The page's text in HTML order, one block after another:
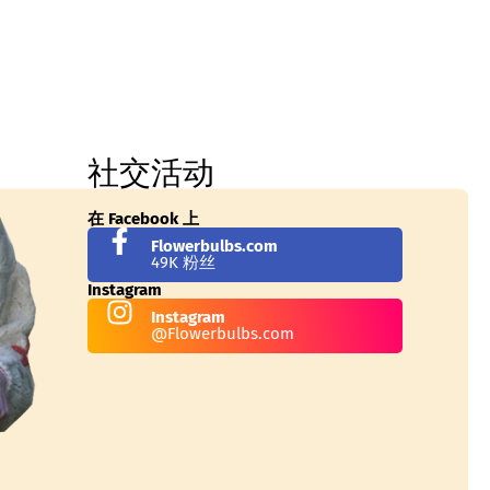
社交活动
在 Facebook 上
Flowerbulbs.com
49K 粉丝
Instagram
Instagram
@Flowerbulbs.com